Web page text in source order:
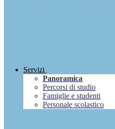
Servizi
Panoramica
Percorsi di studio
Famiglie e studenti
Personale scolastico